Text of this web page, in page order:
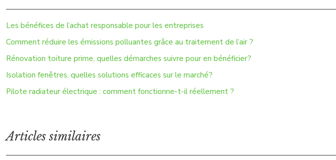
Les bénéfices de l’achat responsable pour les entreprises
Comment réduire les émissions polluantes grâce au traitement de l’air ?
Rénovation toiture prime, quelles démarches suivre pour en bénéficier?
Isolation fenêtres, quelles solutions efficaces sur le marché?
Pilote radiateur électrique : comment fonctionne-t-il réellement ?
Articles similaires